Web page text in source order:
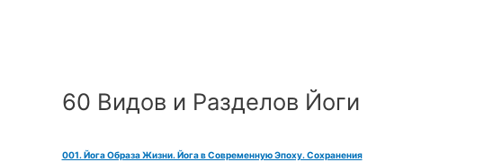
60 Видов и Разделов Йоги
001. Йога Образа Жизни. Йога в Современную Эпоху. Сохранения